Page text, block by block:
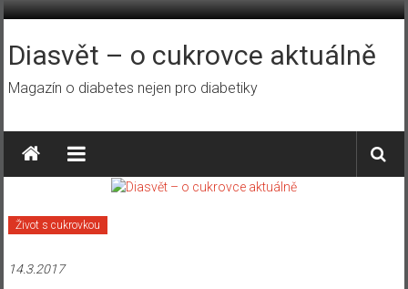
Přeskočit
obsah
Diasvět – o cukrovce aktuálně
Magazín o diabetes nejen pro diabetiky
Život s cukrovkou
14.3.2017